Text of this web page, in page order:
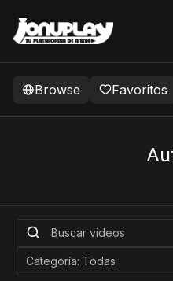
Browse Favoritos